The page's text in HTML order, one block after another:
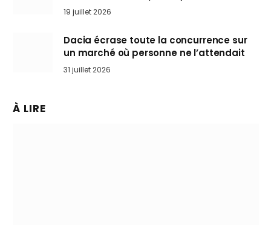
l’art de rouler cheveux au vent
19 juillet 2026
Dacia écrase toute la concurrence sur
un marché où personne ne l’attendait
31 juillet 2026
À LIRE